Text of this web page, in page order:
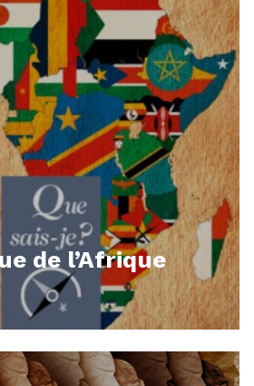
de l’Afrique